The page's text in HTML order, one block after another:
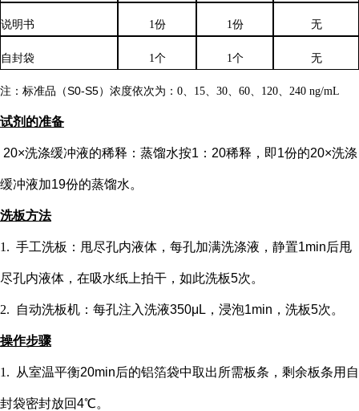
说明书 1份 1份 无
自封袋 1个 1个 无
注：标准品（S0-S5）浓度依次为： 0、15、30、60、120、240 ng/mL
试剂的准备
20×洗涤缓冲液的稀释：蒸馏水按1：20稀释，即1份的20×洗涤
缓冲液加19份的蒸馏水。
洗板方法
1. 手工洗板：甩尽孔内液体，每孔加满洗涤液，静置1min后甩
尽孔内液体，在吸水纸上拍干，如此洗板5次。
2. 自动洗板机：每孔注入洗液350μL，浸泡1min，洗板5次。
操作步骤
1. 从室温平衡20min后的铝箔袋中取出所需板条，剩余板条用自
封袋密封放回4℃。